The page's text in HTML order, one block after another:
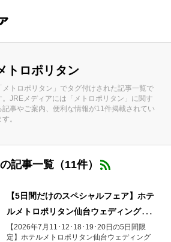
トロポリタン
「メトロポリタン」でタグ付けされた記事一覧で
。JREメディアには「メトロポリタン」に関す
記事やご案内、便利な情報が11件掲載されてい
す。
記事一覧（11件）
【5日間だけのスペシャルフェア】ホテ
ルメトロポリタン仙台ウェディングプ
レミアムウィーク開催!!
【2026年7月11･12･18･19･20日の5日間限
定】ホテルメトロポリタン仙台ウェディング